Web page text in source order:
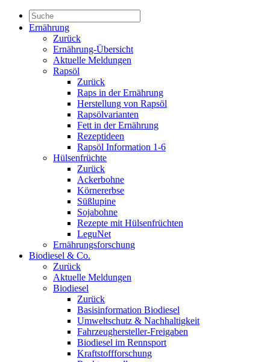
Ernährung
Zurück
Ernährung-Übersicht
Aktuelle Meldungen
Rapsöl
Zurück
Raps in der Ernährung
Herstellung von Rapsöl
Rapsölvarianten
Fett in der Ernährung
Rezeptideen
Rapsöl Information 1-6
Hülsenfrüchte
Zurück
Ackerbohne
Körnererbse
Süßlupine
Sojabohne
Rezepte mit Hülsenfrüchten
LeguNet
Ernährungsforschung
Biodiesel & Co.
Zurück
Aktuelle Meldungen
Biodiesel
Zurück
Basisinformation Biodiesel
Umweltschutz & Nachhaltigkeit
Fahrzeughersteller-Freigaben
Biodiesel im Rennsport
Kraftstoffforschung